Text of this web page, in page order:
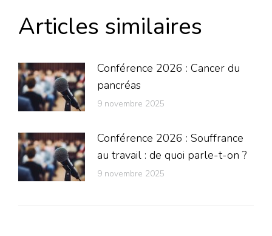
Articles similaires
Conférence 2026 : Cancer du
pancréas
9 novembre 2025
Conférence 2026 : Souffrance
au travail : de quoi parle-t-on ?
9 novembre 2025